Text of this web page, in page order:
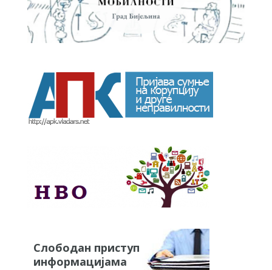
Слободан приступ
информацијама